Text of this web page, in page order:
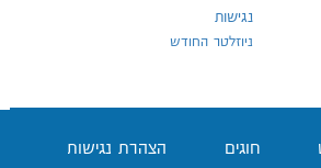
נגישות
ניוזלטר החודש
חוגים הצהרת נגישות